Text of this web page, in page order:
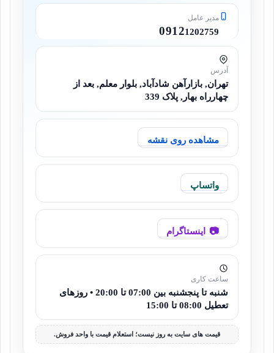
مدیر عامل
09121202759
آدرس
تهران, بازارآهن شادآباد, بلوار معلم, بعد از
چهارراه بهار, پلاک 339
مشاهده روی نقشه
واتساپ
اینستاگرام
ساعت کاری
شنبه تا پنجشنبه بین 07:00 تا 20:00 • روزهای
تعطیل 08:00 تا 15:00
قیمت های سایت به روز نیست؛ استعلام قیمت با واحد فروش.